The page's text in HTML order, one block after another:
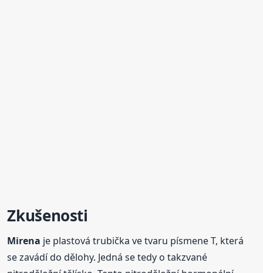
Zkušenosti
Mirena je plastová trubička ve tvaru písmene T, která
se zavádí do dělohy. Jedná se tedy o takzvané